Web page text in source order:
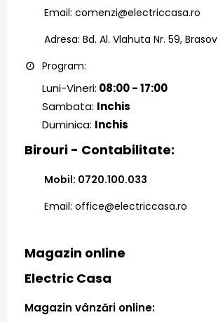
Email: comenzi@electriccasa.ro
Adresa: Bd. Al. Vlahuta Nr. 59, Brasov
Program:
Luni-Vineri: 08:00 - 17:00
Sambata: Inchis
Duminica: Inchis
Birouri - Contabilitate:
Mobil: 0720.100.033
Email: office@electriccasa.ro
Magazin online
Electric Casa
Magazin vânzări online: